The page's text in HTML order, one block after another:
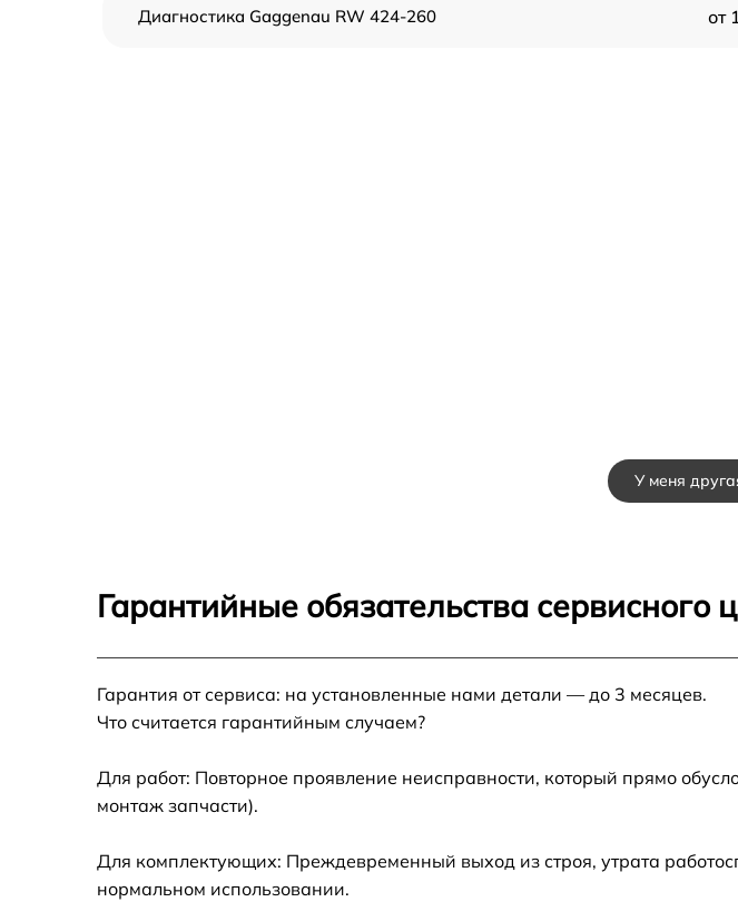
Диагностика Gaggenau RW 424-260 от
У меня
Гарантийные обязательства
Гарантия от сервиса: на установленные нами детали — до 3 месяцев.
Что считается гарантийным случаем?
Для работ: Повторное проявление неисправности, который прямо
монтаж запчасти).
Для комплектующих: Преждевременный выход из строя, утрата
нормальном использовании.